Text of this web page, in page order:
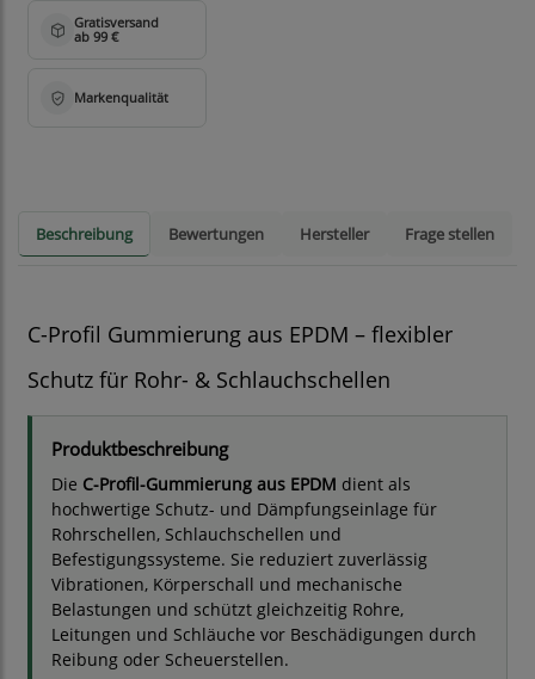
Beschreibung Bewertungen Hersteller Frage stellen
C-Profil Gummierung aus EPDM – flexibler
Schutz für Rohr- & Schlauchschellen
Produktbeschreibung
Die C-Profil-Gummierung aus EPDM dient als
hochwertige Schutz- und Dämpfungseinlage für
Rohrschellen, Schlauchschellen und
Befestigungssysteme. Sie reduziert zuverlässig
Vibrationen, Körperschall und mechanische
Belastungen und schützt gleichzeitig Rohre,
Leitungen und Schläuche vor Beschädigungen durch
Reibung oder Scheuerstellen.